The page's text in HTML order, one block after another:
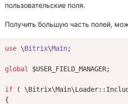
пользовательские поля.
Получить большую часть полей,
use \Bitrix\Main;
global $USER_FIELD_MANAGER;
if (
{